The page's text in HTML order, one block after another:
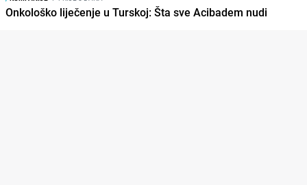
Onkološko liječenje u Turskoj: Šta sve Acibadem nudi